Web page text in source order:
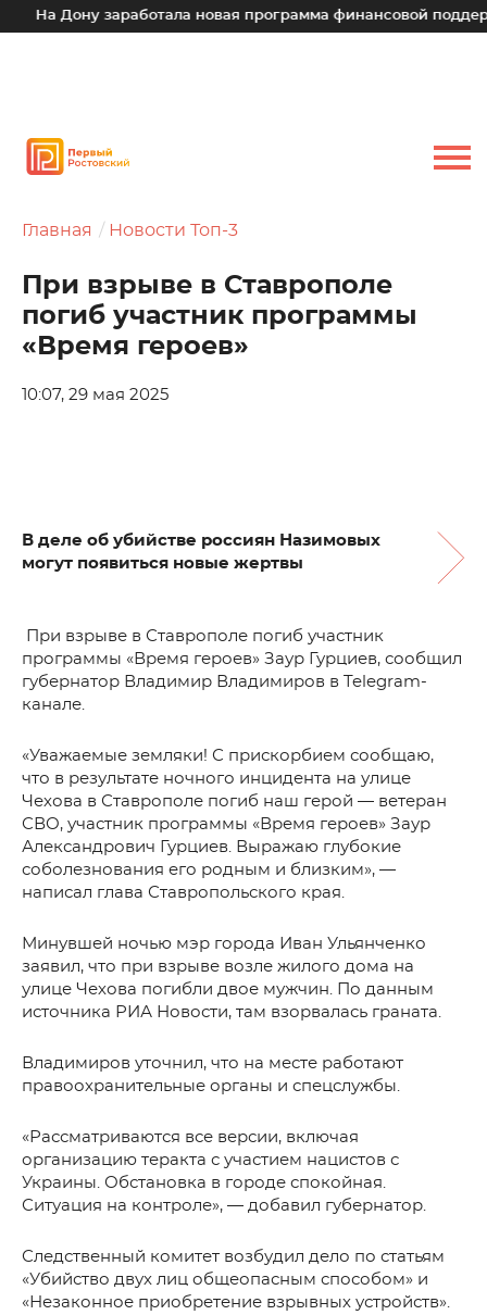
На Дону заработала новая программа финансовой
Главная Новости Топ-3
При взрыве в Ставрополе
погиб участник программы
«Время героев»
10:07, 29 мая 2025
В деле об убийстве россиян Назимовых
могут появиться новые жертвы
При взрыве в Ставрополе погиб участник
программы «Время героев» Заур Гурциев, сообщил
губернатор Владимир Владимиров в Telegram-
канале.
«Уважаемые земляки! С прискорбием сообщаю,
что в результате ночного инцидента на улице
Чехова в Ставрополе погиб наш герой — ветеран
СВО, участник программы «Время героев» Заур
Александрович Гурциев. Выражаю глубокие
соболезнования его родным и близким», —
написал глава Ставропольского края.
Минувшей ночью мэр города Иван Ульянченко
заявил, что при взрыве возле жилого дома на
улице Чехова погибли двое мужчин. По данным
источника РИА Новости, там взорвалась граната.
Владимиров уточнил, что на месте работают
правоохранительные органы и спецслужбы.
«Рассматриваются все версии, включая
организацию теракта с участием нацистов с
Украины. Обстановка в городе спокойная.
Ситуация на контроле», — добавил губернатор.
Следственный комитет возбудил дело по статьям
«Убийство двух лиц общеопасным способом» и
«Незаконное приобретение взрывных устройств».